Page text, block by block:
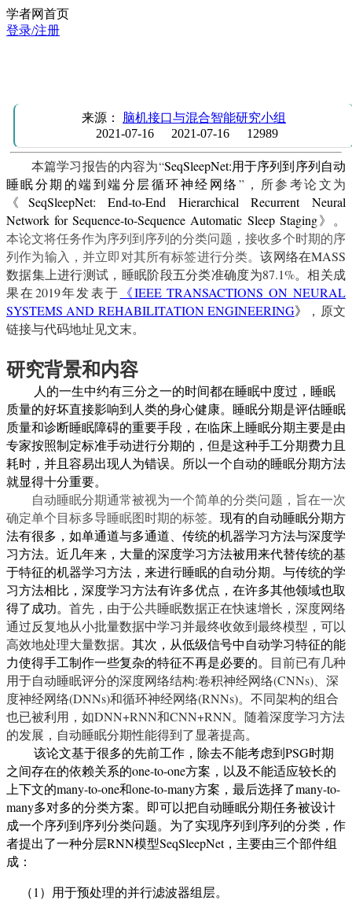
学者网首页
登录/注册
来源： 脑机接口与混合智能研究小组
2021-07-16
2021-07-16 12989
本篇学习报告的内容为“SeqSleepNet:用于序列到序列自动
睡眠分期的端到端分层循环神经网络”，所参考论文为
《 SeqSleepNet: End-to-End Hierarchical Recurrent Neural
Network for Sequence-to-Sequence Automatic Sleep Staging》。
本论文将任务作为序列到序列的分类问题，接收多个时期的序
列作为输入，并立即对其所有标签进行分类。该网络在MASS
数据集上进行测试，睡眠阶段五分类准确度为87.1%。相关成
果在2019年发表于 《IEEE TRANSACTIONS ON NEURAL
SYSTEMS AND REHABILITATION ENGINEERING》
，原文
链接与代码地址见文末。
研究背景和内容
人的一生中约有三分之一的时间都在睡眠中度过，睡眠
质量的好坏直接影响到人类的身心健康。睡眠分期是评估睡眠
质量和诊断睡眠障碍的重要手段，在临床上睡眠分期主要是由
专家按照制定标准手动进行分期的，但是这种手工分期费力且
耗时，并且容易出现人为错误。所以一个自动的睡眠分期方法
就显得十分重要。
自动睡眠分期通常被视为一个简单的分类问题，旨在一次
确定单个目标多导睡眠图时期的标签。 现有的自动睡眠分期方
法有很多，如单通道与多通道、传统的机器学习方法与深度学
习方法。近几年来，大量的深度学习方法被用来代替传统的基
于特征的机器学习方法，来进行睡眠的自动分期。与传统的学
习方法相比，深度学习方法有许多优点，在许多其他领域也取
得了成功。 首先，由于公共睡眠数据正在快速增长，深度网络
通过反复地从小批量数据中学习并最终收敛到最终模型，可以
高效地处理大量数据。 其次，从低级信号中自动学习特征的能
力使得手工制作一些复杂的特征不再是必要的。 目前已有几种
用于自动睡眠评分的深度网络结构:卷积神经网络(CNNs) 、深
度神经网络(DNNs)和循环神经网络(RNNs)。不同架构的组合
也已被利用，如DNN+RNN和CNN+RNN。随着深度学习方法
的发展，自动睡眠分期性能得到了显著提高。
该论文基于很多的先前工作，除去不能考虑到PSG时期
之间存在的依赖关系的one-to-one方案，以及不能适应较长的
上下文的many-to-one和one-to-many方案，最后选择了many-to-
many多对多的分类方案。即可以把自动睡眠分期任务被设计
成一个序列到序列分类问题。为了实现序列到序列的分类，作
者提出了一种分层RNN模型SeqSleepNet， 主要由三个部件组
成：
（1）用于预处理的并行滤波器组层。